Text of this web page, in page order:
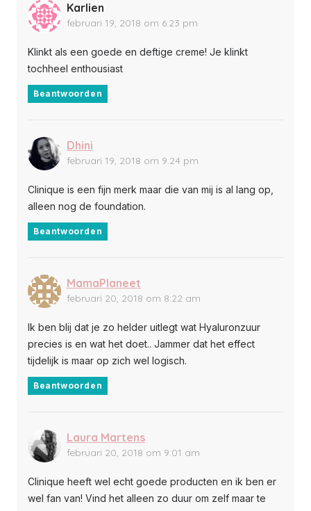
Karlien
februari 19, 2018 om 6:23 pm
Klinkt als een goede en deftige creme! Je klinkt
tochheel enthousiast
Beantwoorden
Dhini
februari 19, 2018 om 9:24 pm
Clinique is een fijn merk maar die van mij is al lang op,
alleen nog de foundation.
Beantwoorden
MamaPlaneet
februari 20, 2018 om 8:22 am
Ik ben blij dat je zo helder uitlegt wat Hyaluronzuur
precies is en wat het doet.. Jammer dat het effect
tijdelijk is maar op zich wel logisch.
Beantwoorden
Laura Martens
februari 20, 2018 om 9:01 am
Clinique heeft wel echt goede producten en ik ben er
wel fan van! Vind het alleen zo duur om zelf maar te